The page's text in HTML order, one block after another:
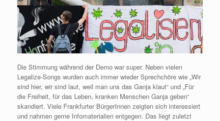
Die Stimmung während der Demo war super. Neben vielen
Legalize-Songs wurden auch immer wieder Sprechchöre wie „Wir
sind hier, wir sind laut, weil man uns das Ganja klaut“ und „Für
die Freiheit, für das Leben, kranken Menschen Ganja geben“
skandiert. Viele Frankfurter BürgerInnen zeigten sich interessiert
und nahmen gerne Infomaterialien entgegen. Das liegt zuletzt